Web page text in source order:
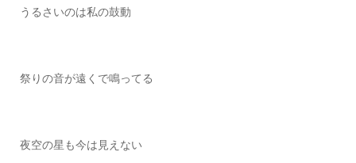
うるさいのは私の鼓動
祭りの音が遠くで鳴ってる
夜空の星も今は見えない